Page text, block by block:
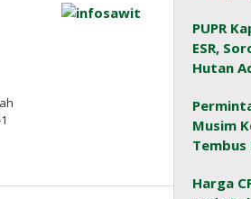
PUPR
ESR,
Hutan
Musim
Tembus
Harga